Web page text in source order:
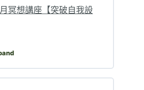
冥想講座【突破自我設
月滿月冥想講座【突破自我設限】